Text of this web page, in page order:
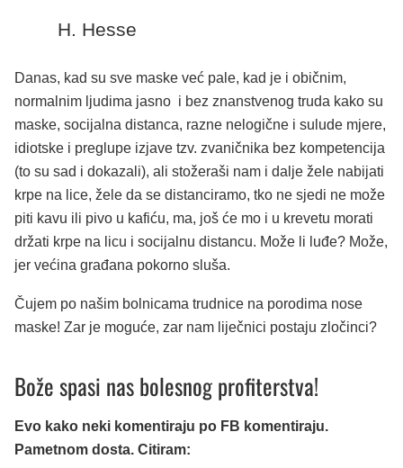
H. Hesse
Danas, kad su sve maske već pale, kad je i običnim,
normalnim ljudima jasno i bez znanstvenog truda kako su
maske, socijalna distanca, razne nelogične i sulude mjere,
idiotske i preglupe izjave tzv. zvaničnika bez kompetencija
(to su sad i dokazali), ali stožeraši nam i dalje žele nabijati
krpe na lice, žele da se distanciramo, tko ne sjedi ne može
piti kavu ili pivo u kafiću, ma, još će mo i u krevetu morati
držati krpe na licu i socijalnu distancu. Može li luđe? Može,
jer većina građana pokorno sluša.
Čujem po našim bolnicama trudnice na porodima nose
maske! Zar je moguće, zar nam liječnici postaju zločinci?
Bože spasi nas bolesnog profiterstva!
Evo kako neki komentiraju po FB komentiraju.
Pametnom dosta. Citiram: